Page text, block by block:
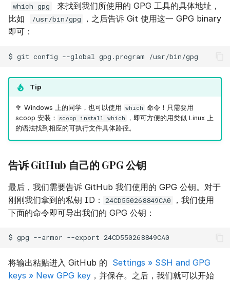
which gpg
来找到我们所使用的 GPG 工具的具体地址，
比如
/usr/bin/gpg
，之后告诉 Git 使用这一 GPG binary
即可：
Tip
🥦 Windows 上的同学，也可以使用 which 命令！只需要用
scoop 安装：
scoop install which
，即可方便的用类似 Linux 上
的语法找到相应的可执行文件具体路径。
告诉 GitHub 自己的 GPG 公钥
最后，我们需要告诉 GitHub 我们使用的 GPG 公钥。对于
刚刚我们拿到的私钥 ID：
24CD550268849CA0
，我们使用
下面的命令即可导出我们的 GPG 公钥：
$ gpg --armor --export
将输出粘贴进入 GitHub 的 Settings » SSH and GPG
keys » New GPG key ，并保存。之后，我们就可以开始